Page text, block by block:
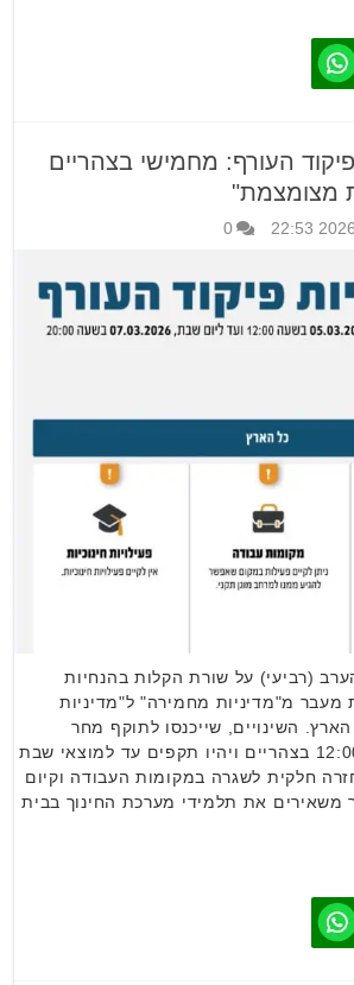
העורף: מחמישי בצהריים
מצומצמת"
0
(רביעי) על שורת הקלות בהנחיות
מעבר מ"מדיניות מחמירה" ל"מדיניות
השינויים, שייכנסו לתוקף מחר
(חמישי, 5.3) בשעה 12:00 בצהריים ויהיו תקפים עד למוצאי שבת
חזרה חלקית לשגרה במקומות העבודה וקיום
משאירים את תלמידי מערכת החינוך בבית